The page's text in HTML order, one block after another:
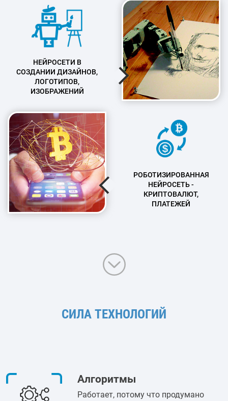
НЕЙРОСЕТИ В
СОЗДАНИИ ДИЗАЙНОВ,
ЛОГОТИПОВ,
ИЗОБРАЖЕНИЙ
РОБОТИЗИРОВАННАЯ
НЕЙРОСЕТЬ -
КРИПТОВАЛЮТ,
ПЛАТЕЖЕЙ
СИЛА ТЕХНОЛОГИЙ
Алгоритмы
Работает, потому что продумано